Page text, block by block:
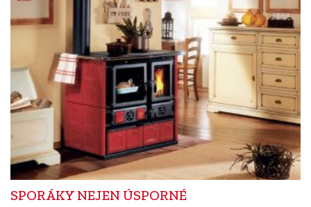
SPORÁKY NEJEN ÚSPORNÉ